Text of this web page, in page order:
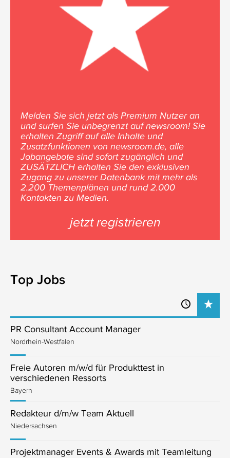
Melden Sie sich jetzt als Premium Nutzer an
und surfen Sie unbegrenzt auf newsroom! Sie
erhalten Zugriff auf alle Inhalte und
Zusatzfunktionen von newsroom.de, alle
Jobangebote sind sofort zugänglich und
ZUSÄTZLICH erhalten Sie den exklusiven
Zugang zu unserer Datenbank mit mehr als
2.200 Themenplänen und rund 2.000
Kontakten zu Medien.
jetzt registrieren
Top Jobs
PR Consultant Account Manager
Nordrhein-Westfalen
Freie Autoren m/w/d für Produkttest in
verschiedenen Ressorts
Bayern
Redakteur d/m/w Team Aktuell
Niedersachsen
Projektmanager Events & Awards mit Teamleitung